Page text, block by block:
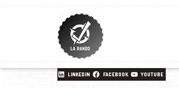
LINKEDIN FACEBOOK YOUTUBE